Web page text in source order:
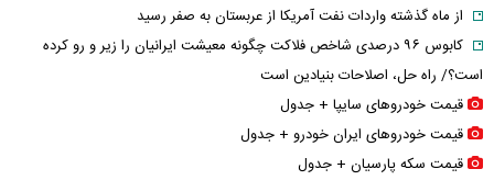
از ماه گذشته واردات نفت آمریکا از عربستان به صفر رسید
کابوس ۹۶ درصدی شاخص فلاکت چگونه معیشت ایرانیان را زیر و رو کرده
است؟/ راه حل، اصلاحات بنیادین است
قیمت خودرو‌های سایپا + جدول
قیمت خودرو‌های ایران خودرو + جدول
قیمت سکه پارسیان + جدول